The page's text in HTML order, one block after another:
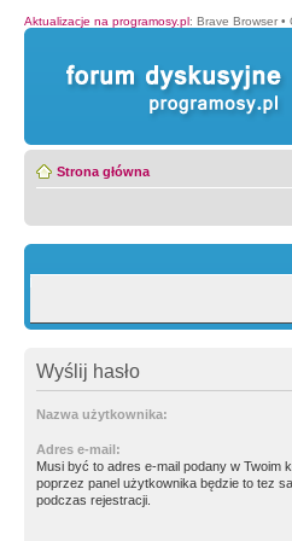
Aktualizacje na programosy.pl: Brave Browser •
Strona główna
Wyślij hasło
Nazwa użytkownika:
Adres e-mail:
Musi być to adres e-mail podany w Twoim
poprzez panel użytkownika będzie to tez
podczas rejestracji.